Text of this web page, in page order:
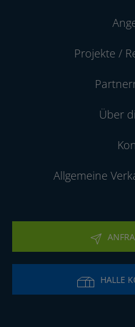
Projekte /
Über
Allgemeine
HALLE